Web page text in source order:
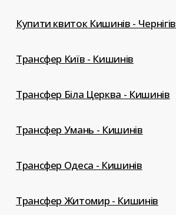
Купити квиток Кишинів - Чернігів
Трансфер Київ - Кишинів
Трансфер Біла Церква - Кишинів
Трансфер Умань - Кишинів
Трансфер Одеса - Кишинів
Трансфер Житомир - Кишинів